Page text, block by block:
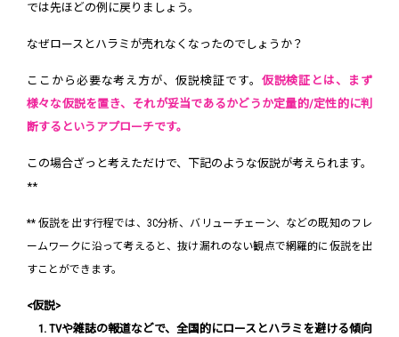
では先ほどの例に戻りましょう。
なぜロースとハラミが売れなくなったのでしょうか？
ここから必要な考え方が、仮説検証です。 仮説検証とは、まず
様々な仮説を置き、それが妥当であるかどうか定量的/定性的に判
断するというアプローチです。
この場合ざっと考えただけで、下記のような仮説が考えられます。
**
** 仮説を出す行程では、3C分析、バリューチェーン、などの既知のフレ
ームワークに沿って考えると、抜け漏れのない観点で網羅的に仮説を出
すことができます。
<仮説>
1. TVや雑誌の報道などで、全国的にロースとハラミを避ける傾向